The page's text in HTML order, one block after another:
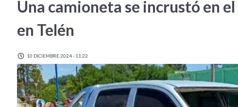
Una camioneta se incrustó en
en Telén
10 DICIEMBRE 2024 - 11:22